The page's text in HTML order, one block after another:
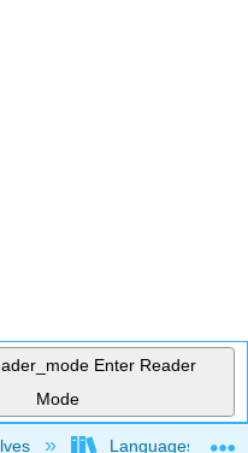
Enter Reader
Mode
hierarchyLanguages